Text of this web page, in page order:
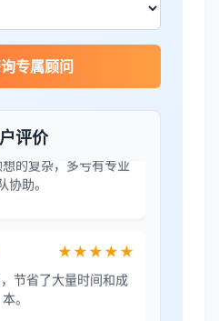
专属顾问
评价
★★★★☆
的复杂，多亏有专业
★★★★★
★★★★★